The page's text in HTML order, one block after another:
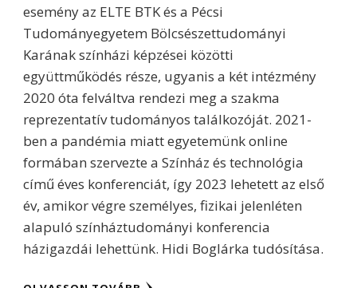
esemény az ELTE BTK és a Pécsi
Tudományegyetem Bölcsészettudományi
Karának színházi képzései közötti
együttműködés része, ugyanis a két intézmény
2020 óta felváltva rendezi meg a szakma
reprezentatív tudományos találkozóját. 2021-
ben a pandémia miatt egyetemünk online
formában szervezte a Színház és technológia
című éves konferenciát, így 2023 lehetett az első
év, amikor végre személyes, fizikai jelenléten
alapuló színháztudományi konferencia
házigazdái lehettünk. Hidi Boglárka tudósítása.